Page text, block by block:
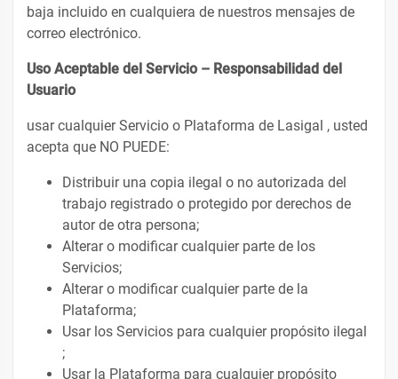
baja incluido en cualquiera de nuestros mensajes de
correo electrónico.
Uso Aceptable del Servicio – Responsabilidad del
Usuario
usar cualquier Servicio o Plataforma de Lasigal , usted
acepta que NO PUEDE:
Distribuir una copia ilegal o no autorizada del
trabajo registrado o protegido por derechos de
autor de otra persona;
Alterar o modificar cualquier parte de los
Servicios;
Alterar o modificar cualquier parte de la
Plataforma;
Usar los Servicios para cualquier propósito ilegal
;
Usar la Plataforma para cualquier propósito